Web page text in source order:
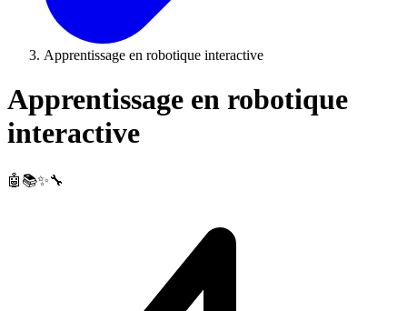
Apprentissage en robotique interactive
Apprentissage en robotique
interactive
🤖📚✨🔧